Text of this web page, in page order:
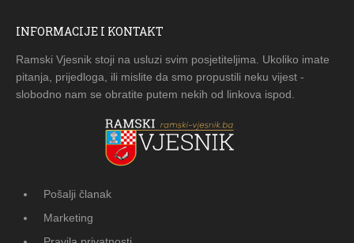
INFORMACIJE I KONTAKT
Ramski Vjesnik stoji na usluzi svim posjetiteljima. Ukoliko imate
pitanja, prijedloga, ili mislite da smo propustili neku vijest -
slobodno nam se obratite putem nekih od linkova ispod.
Pošalji članak
Marketing